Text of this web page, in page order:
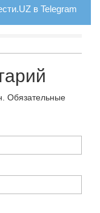
в Telegram
Обязательные